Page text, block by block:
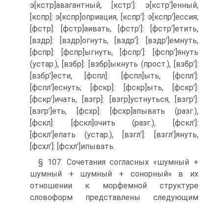
э[кстр]авагантный, [кстр’]: э[кстр’]енный,
[кспр]: э[кспр]оприация, [кспр’]: э[кспр’]ессия;
[фстр]: [фстр]аивать, [фстр’]: [фстр’]етить,
[вздр]: [вздр]огнуть, [вздр’]: [вздр’]емнуть,
[фспр]: [фспр]ыгнуть, [фспр’]: [фспр’]януть
(устар.), [взбр]: [взбр]ыкнуть (прост.), [взбр’]:
[взбр’]ести, [фспл]: [фспл]ыть, [фспл’]:
[фспл’]еснуть; [фскр]: [фскр]ыть, [фскр’]:
[фскр’]ичать, [взгр]: [взгр]устнуться, [взгр’]:
[взгр’]еть, [фсхр]: [фсхр]апывать (разг.),
[фскл]: [фскл]очить (разг.), [фскл’]:
[фскл’]епать (устар.), [взгл’]: [взгл’]януть,
[фсхл’]: [фсхл’]ипывать.
§ 107. Сочетания согласных «шумный +
шумный + шумный + сонорный» в их
отношении к морфемной структуре
словоформ представлены следующим